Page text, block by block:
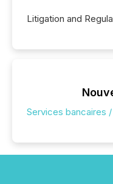
Litigation and
Services bancaires